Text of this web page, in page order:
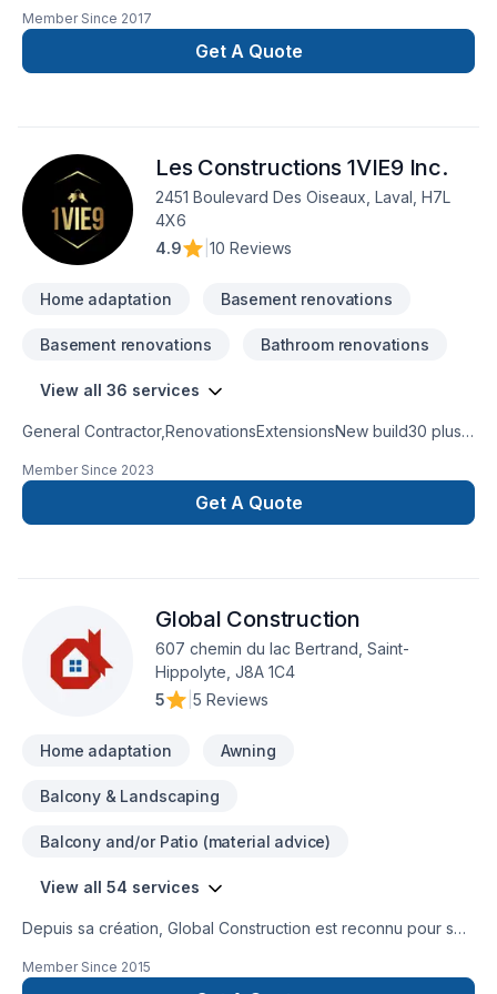
de réalisez vos travaux tout en restant à votre
écoute. Service personnalisé !
Member Since 2017
Get A Quote
Les Constructions 1VIE9 Inc.
2451 Boulevard Des Oiseaux, Laval, H7L
4X6
4.9
10 Reviews
Home adaptation Basement renovations
Basement renovations Bathroom renovations
View all 36 services
General Contractor,RenovationsExtensionsNew build30 plus
remodeling basement remodel
Member Since 2023
Get A Quote
Global Construction
607 chemin du lac Bertrand, Saint-
Hippolyte, J8A 1C4
5
5 Reviews
Home adaptation Awning
Balcony & Landscaping
Balcony and/or Patio (material advice)
View all 54 services
Depuis sa création, Global Construction est reconnu pour son
sinistre, Armoires, Balcon, Balcon de bois, Carrelage,
Member Since 2015